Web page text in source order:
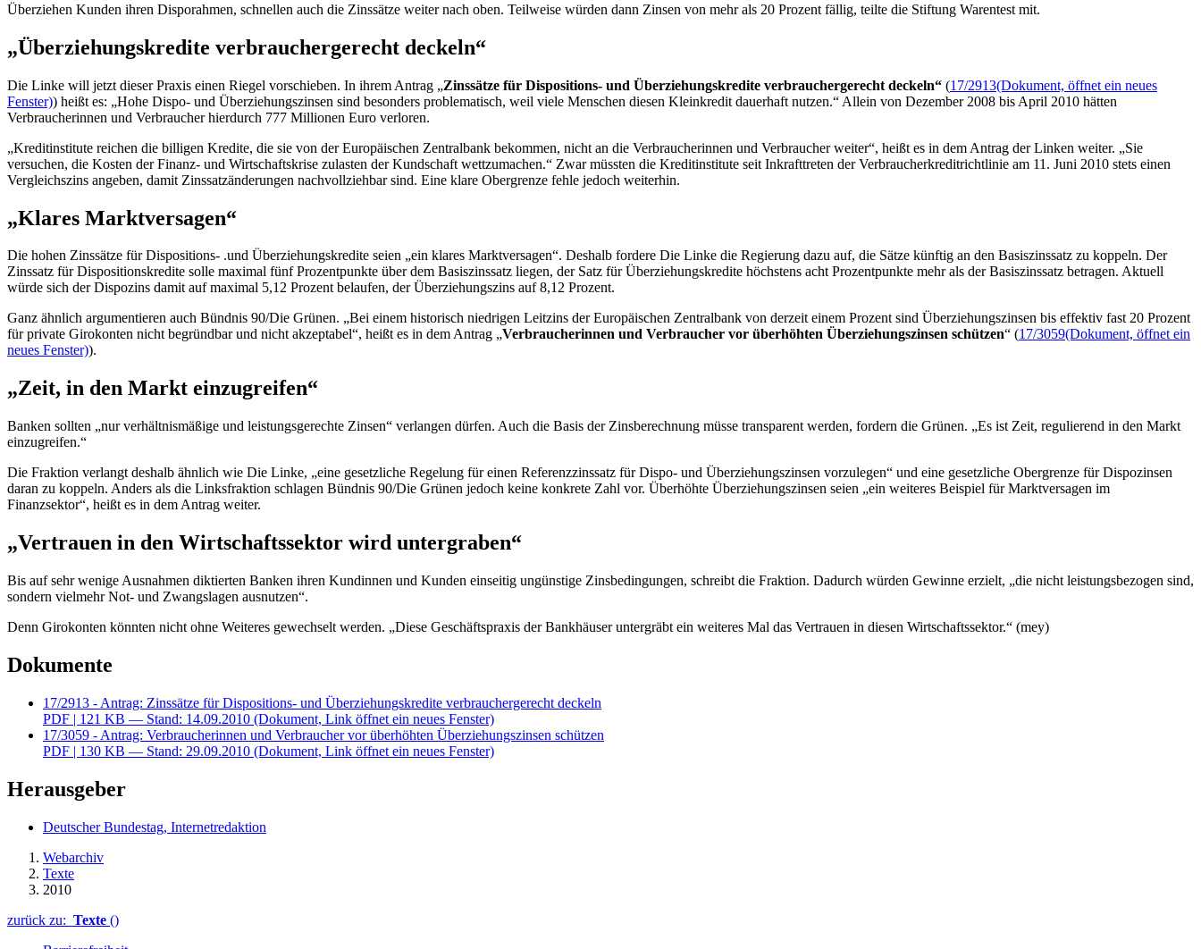
Überziehen Kunden ihren Disporahmen, schnellen auch die Zinssätze weiter nach oben. Teilweise würden dann Zinsen von mehr als 20 Prozent fällig, teilte die Stiftung Warentest mit.
„Überziehungskredite verbrauchergerecht deckeln“
Die Linke will jetzt dieser Praxis einen Riegel vorschieben. In ihrem Antrag „Zinssätze für Dispositions- und Überziehungskredite verbrauchergerecht deckeln“ (17/2913(Dokument, öffnet ein neues
Fenster)) heißt es: „Hohe Dispo- und Überziehungszinsen sind besonders problematisch, weil viele Menschen diesen Kleinkredit dauerhaft nutzen.“ Allein von Dezember 2008 bis April 2010 hätten
Verbraucherinnen und Verbraucher hierdurch 777 Millionen Euro verloren.
„Kreditinstitute reichen die billigen Kredite, die sie von der Europäischen Zentralbank bekommen, nicht an die Verbraucherinnen und Verbraucher weiter“, heißt es in dem Antrag der Linken weiter. „Sie
versuchen, die Kosten der Finanz- und Wirtschaftskrise zulasten der Kundschaft wettzumachen.“ Zwar müssten die Kreditinstitute seit Inkrafttreten der Verbraucherkreditrichtlinie am 11. Juni 2010 stets einen
Vergleichszins angeben, damit Zinssatzänderungen nachvollziehbar sind. Eine klare Obergrenze fehle jedoch weiterhin.
„Klares Marktversagen“
Die hohen Zinssätze für Dispositions- .und Überziehungskredite seien „ein klares Marktversagen“. Deshalb fordere Die Linke die Regierung dazu auf, die Sätze künftig an den Basiszinssatz zu koppeln. Der
Zinssatz für Dispositionskredite solle maximal fünf Prozentpunkte über dem Basiszinssatz liegen, der Satz für Überziehungskredite höchstens acht Prozentpunkte mehr als der Basiszinssatz betragen. Aktuell
würde sich der Dispozins damit auf maximal 5,12 Prozent belaufen, der Überziehungszins auf 8,12 Prozent.
Ganz ähnlich argumentieren auch Bündnis 90/Die Grünen. „Bei einem historisch niedrigen Leitzins der Europäischen Zentralbank von derzeit einem Prozent sind Überziehungszinsen bis effektiv fast 20 Prozent
für private Girokonten nicht begründbar und nicht akzeptabel“, heißt es in dem Antrag „Verbraucherinnen und Verbraucher vor überhöhten Überziehungszinsen schützen“ (17/3059(Dokument, öffnet ein
neues Fenster)).
„Zeit, in den Markt einzugreifen“
Banken sollten „nur verhältnismäßige und leistungsgerechte Zinsen“ verlangen dürfen. Auch die Basis der Zinsberechnung müsse transparent werden, fordern die Grünen. „Es ist Zeit, regulierend in den Markt
einzugreifen.“
Die Fraktion verlangt deshalb ähnlich wie Die Linke, „eine gesetzliche Regelung für einen Referenzzinssatz für Dispo- und Überziehungszinsen vorzulegen“ und eine gesetzliche Obergrenze für Dispozinsen
daran zu koppeln. Anders als die Linksfraktion schlagen Bündnis 90/Die Grünen jedoch keine konkrete Zahl vor. Überhöhte Überziehungszinsen seien „ein weiteres Beispiel für Marktversagen im
Finanzsektor“, heißt es in dem Antrag weiter.
„Vertrauen in den Wirtschaftssektor wird untergraben“
Bis auf sehr wenige Ausnahmen diktierten Banken ihren Kundinnen und Kunden einseitig ungünstige Zinsbedingungen, schreibt die Fraktion. Dadurch würden Gewinne erzielt, „die nicht leistungsbezogen sind,
sondern vielmehr Not- und Zwangslagen ausnutzen“.
Denn Girokonten könnten nicht ohne Weiteres gewechselt werden. „Diese Geschäftspraxis der Bankhäuser untergräbt ein weiteres Mal das Vertrauen in diesen Wirtschaftssektor.“ (mey)
Dokumente
17/2913 - Antrag: Zinssätze für Dispositions- und Überziehungskredite verbrauchergerecht deckeln
PDF | 121 KB — Stand: 14.09.2010 (Dokument, Link öffnet ein neues Fenster)
17/3059 - Antrag: Verbraucherinnen und Verbraucher vor überhöhten Überziehungszinsen schützen
PDF | 130 KB — Stand: 29.09.2010 (Dokument, Link öffnet ein neues Fenster)
Herausgeber
Deutscher Bundestag, Internetredaktion
Webarchiv
Texte
2010
zurück zu: Texte ()